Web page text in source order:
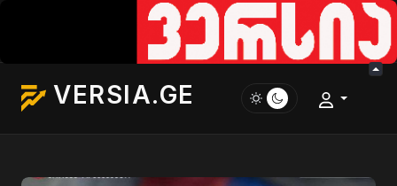
VERSIA.GE